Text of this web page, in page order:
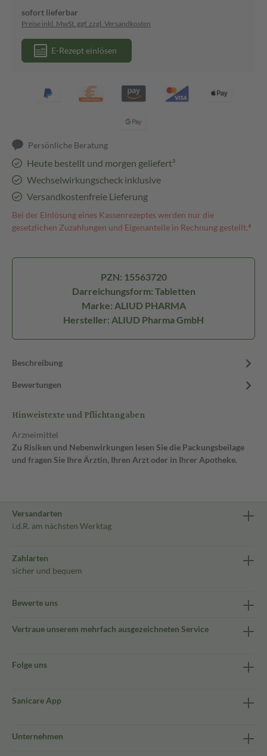
sofort lieferbar
Preise inkl. MwSt. ggf. zzgl. Versandkosten
E-Rezept einlösen
Persönliche Beratung
Heute bestellt und morgen geliefert³
Wechselwirkungscheck inklusive
Versandkostenfreie Lieferung
Bei der Einlösung eines Kassenrezeptes werden nur die
gesetzlichen Zuzahlungen und Eigenanteile in Rechnung gestellt.⁴
PZN: 15563720
Darreichungsform: Tabletten
Marke: ALIUD PHARMA
Hersteller: ALIUD Pharma GmbH
Beschreibung
Bewertungen
Hinweistexte und Pflichtangaben
Arzneimittel
Zu Risiken und Nebenwirkungen lesen Sie die Packungsbeilage
und fragen Sie Ihre Ärztin, Ihren Arzt oder in Ihrer Apotheke.
Versandarten
i.d.R. am nächsten Werktag
Zahlarten
sicher und bequem
Bewerte uns
Vertraue unserem mehrfach ausgezeichneten Service
Folge uns
Sanicare App
Unternehmen